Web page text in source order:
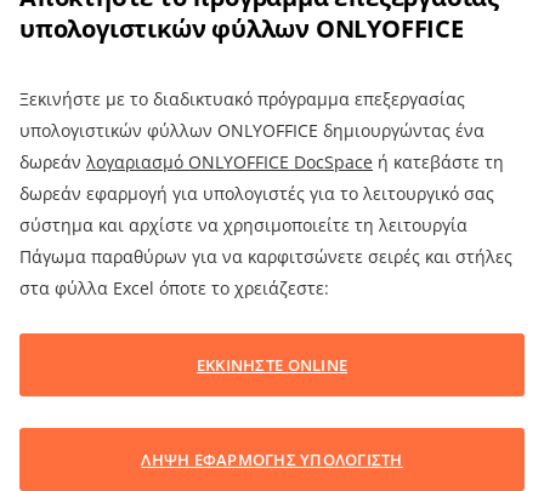
υπολογιστικών φύλλων ONLYOFFICE
Ξεκινήστε με το διαδικτυακό πρόγραμμα επεξεργασίας
υπολογιστικών φύλλων ONLYOFFICE δημιουργώντας ένα
δωρεάν λογαριασμό ONLYOFFICE DocSpace ή κατεβάστε τη
δωρεάν εφαρμογή για υπολογιστές για το λειτουργικό σας
σύστημα και αρχίστε να χρησιμοποιείτε τη λειτουργία
Πάγωμα παραθύρων για να καρφιτσώνετε σειρές και στήλες
στα φύλλα Excel όποτε το χρειάζεστε:
ΕΚΚΙΝΗΣΤΕ ONLINE
ΛΗΨΗ ΕΦΑΡΜΟΓΗΣ ΥΠΟΛΟΓΙΣΤΗ